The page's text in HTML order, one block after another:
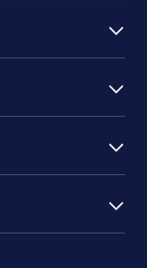
als steward aan